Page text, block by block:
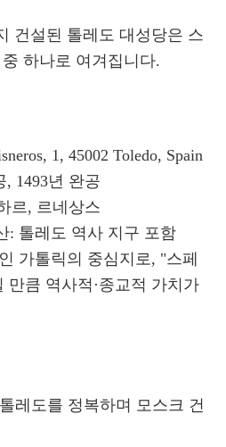
건설된 톨레도 대성당은 스
하나로 여겨집니다.
1, 45002 Toledo, Spain
, 1493년 완공
르, 르네상스
: 톨레도 역사 지구 포함
가톨릭의 중심지로, "스페
만큼 역사적·종교적 가치가
레도를 정복하며 모스크 건